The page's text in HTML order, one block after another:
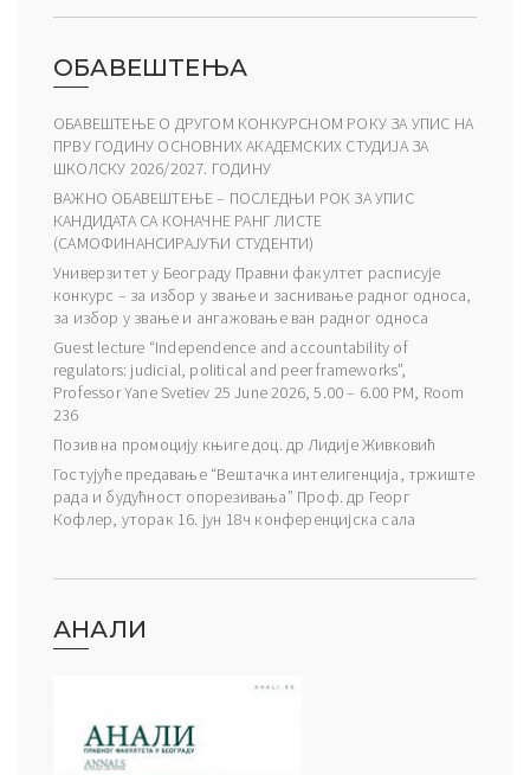
ОБАВЕШТЕЊА
ОБАВЕШТЕЊЕ О ДРУГОМ КОНКУРСНОМ РОКУ ЗА УПИС НА
ПРВУ ГОДИНУ ОСНОВНИХ АКАДЕМСКИХ СТУДИЈА ЗА
ШКОЛСКУ 2026/2027. ГОДИНУ
ВАЖНО ОБАВЕШТЕЊЕ – ПОСЛЕДЊИ РОК ЗА УПИС
КАНДИДАТА СА КОНАЧНЕ РАНГ ЛИСТЕ
(САМОФИНАНСИРАЈУЋИ СТУДЕНТИ)
Универзитет у Београду Правни факултет расписује
конкурс – за избор у звање и заснивање радног односа,
за избор у звање и ангажовање ван радног односа
Guest lecture “Independence and accountability of
regulators: judicial, political and peer frameworks”,
Professor Yane Svetiev 25 June 2026, 5.00 – 6.00 PM, Room
236
Позив на промоцију књиге доц. др Лидије Живковић
Гостујуће предавање “Вештачка интелигенција, тржиште
рада и будућност опорезивања” Проф. др Георг
Кофлер, уторак 16. јун 18ч конференцијска сала
АНАЛИ